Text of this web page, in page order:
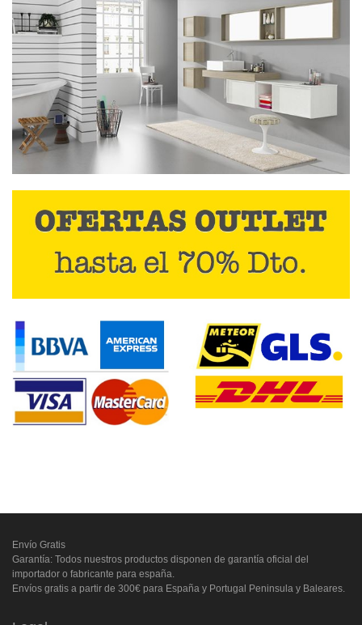
Envío Gratis
Garantía: Todos nuestros productos disponen de garantía oficial del
importador o fabricante para españa.
Envíos gratis a partir de 300€ para España y Portugal Peninsula y Baleares.